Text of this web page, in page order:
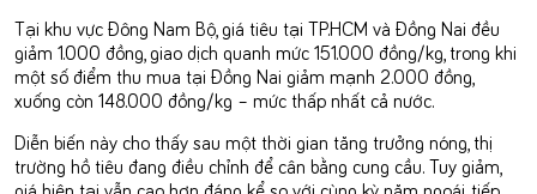
Tại khu vực Đông Nam Bộ, giá tiêu tại TP.HCM và Đồng Nai đều
giảm 1.000 đồng, giao dịch quanh mức 151.000 đồng/kg, trong khi
một số điểm thu mua tại Đồng Nai giảm mạnh 2.000 đồng,
xuống còn 148.000 đồng/kg – mức thấp nhất cả nước.
Diễn biến này cho thấy sau một thời gian tăng trưởng nóng, thị
trường hồ tiêu đang điều chỉnh để cân bằng cung cầu. Tuy giảm,